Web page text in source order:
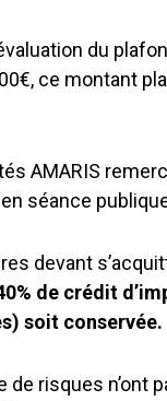
du
ce montant
AMARIS
séance
devant
de crédit
soit conservée.
risques